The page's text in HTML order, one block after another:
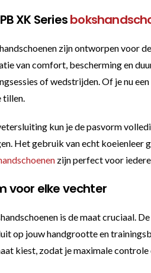
XK Series
zijn ontworpen voor
van comfort, bescherming en
of wedstrijden. Of je nu
tillen.
kun je de pasvorm
Het gebruik van echt koeienleer
zijn perfect voor
voor elke vechter
is de maat cruciaal.
op jouw handgrootte en
kiest, zodat je maximale